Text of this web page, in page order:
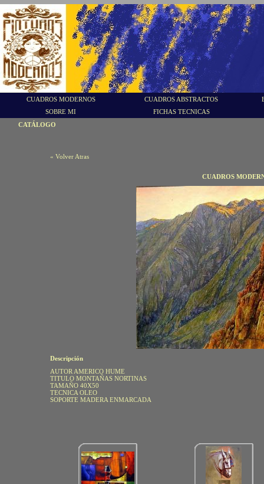
CUADROS MODERNOS CUADROS ABSTRACTOS
SOBRE MI
FICHAS TECNICAS
CATÁLOGO
« Volver Atras
CUADROS
Descripción
AUTOR AMERICO HUME
TITULO MONTAÑAS NORTINAS
TAMAÑO 40X50
TECNICA OLEO
SOPORTE MADERA ENMARCADA